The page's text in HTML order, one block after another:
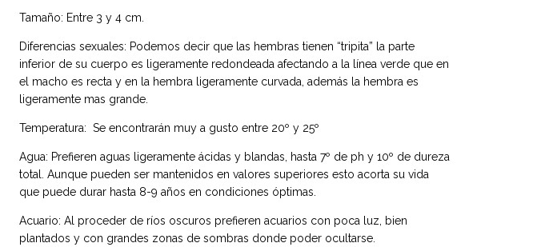
Tamaño: Entre 3 y 4 cm.
Diferencias sexuales: Podemos decir que las hembras tienen “tripita” la parte
inferior de su cuerpo es ligeramente redondeada afectando a la línea verde que en
el macho es recta y en la hembra ligeramente curvada, además la hembra es
ligeramente mas grande.
Temperatura: Se encontrarán muy a gusto entre 20º y 25º
Agua: Prefieren aguas ligeramente ácidas y blandas, hasta 7º de ph y 10º de dureza
total. Aunque pueden ser mantenidos en valores superiores esto acorta su vida
que puede durar hasta 8-9 años en condiciones óptimas.
Acuario: Al proceder de ríos oscuros prefieren acuarios con poca luz, bien
plantados y con grandes zonas de sombras donde poder ocultarse.